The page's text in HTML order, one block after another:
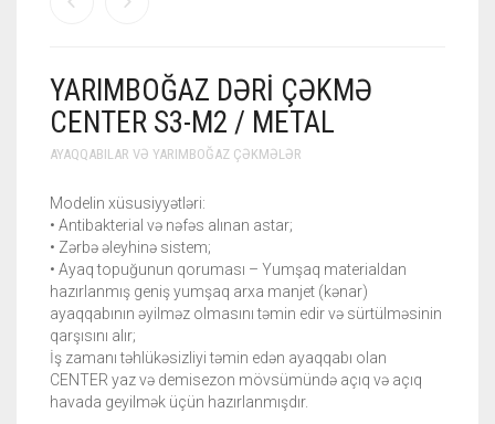
YARIMBOĞAZ DƏRI ÇƏKMƏ
CENTER S3-M2 / METAL
AYAQQABILAR VƏ YARIMBOĞAZ ÇƏKMƏLƏR
Modelin xüsusiyyətləri:
• Antibakterial və nəfəs alınan astar;
• Zərbə əleyhinə sistem;
• Ayaq topuğunun qoruması – Yumşaq materialdan
hazırlanmış geniş yumşaq arxa manjet (kənar)
ayaqqabının əyilməz olmasını təmin edir və sürtülməsinin
qarşısını alır;
İş zamanı təhlükəsizliyi təmin edən ayaqqabı olan
CENTER yaz və demisezon mövsümündə açıq və açıq
havada geyilmək üçün hazırlanmışdır.